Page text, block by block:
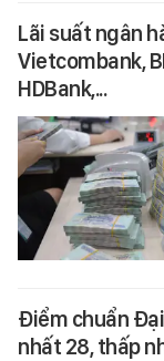
Lãi suất ngân
Vietcombank,
HDBank,...
Điểm chuẩn
nhất 28, thấp